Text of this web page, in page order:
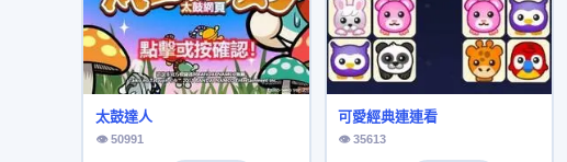
太鼓達人
👁 50991
可愛經典連連看
👁 35613